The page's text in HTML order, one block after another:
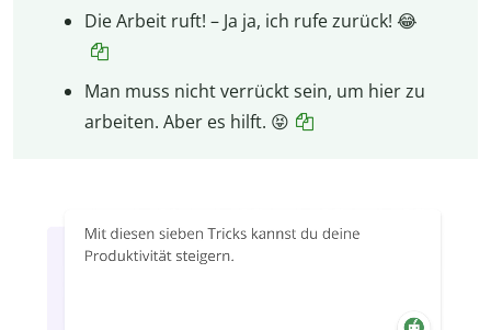
Die Arbeit ruft! – Ja ja, ich rufe zurück! 😂
Man muss nicht verrückt sein, um hier zu
arbeiten. Aber es hilft. 😝